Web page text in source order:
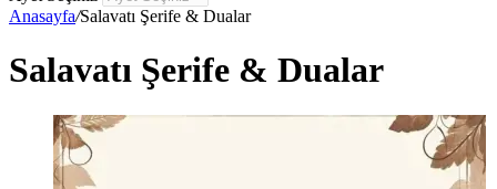
Anasayfa/Salavatı Şerife & Dualar
Salavatı Şerife & Dualar